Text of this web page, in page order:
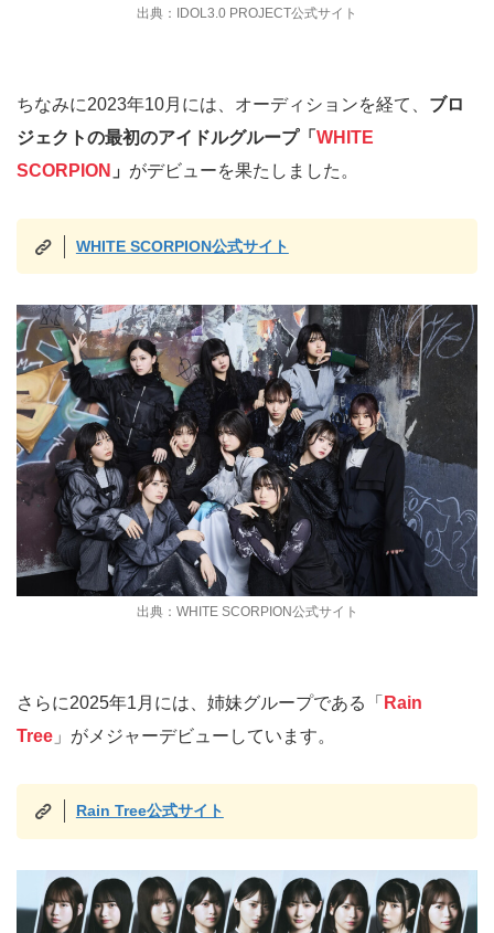
出典：IDOL3.0 PROJECT公式サイト
ちなみに2023年10月には、オーディションを経て、 ブロ
ジェクトの最初のアイドルグループ「 WHITE
SCORPION 」 がデビューを果たしました。
WHITE SCORPION公式サイト
出典：WHITE SCORPION公式サイト
さらに2025年1月には、姉妹グループである「 Rain
Tree 」がメジャーデビューしています。
Rain Tree公式サイト